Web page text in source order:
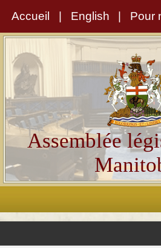
Accueil English Pour
Assemblée